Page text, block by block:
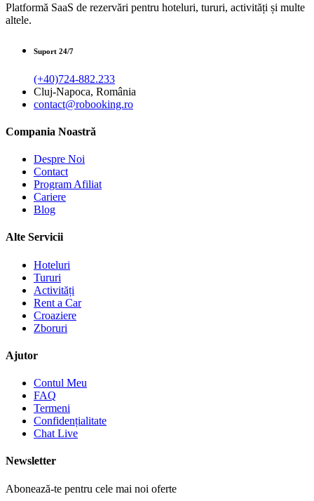
Platformă SaaS de rezervări pentru hoteluri, tururi, activități și multe
altele.
Suport 24/7
(+40)724-882.233
Cluj-Napoca, România
contact@robooking.ro
Compania Noastră
Despre Noi
Contact
Program Afiliat
Cariere
Blog
Alte Servicii
Hoteluri
Tururi
Activități
Rent a Car
Croaziere
Zboruri
Ajutor
Contul Meu
FAQ
Termeni
Confidențialitate
Chat Live
Newsletter
Abonează-te pentru cele mai noi oferte